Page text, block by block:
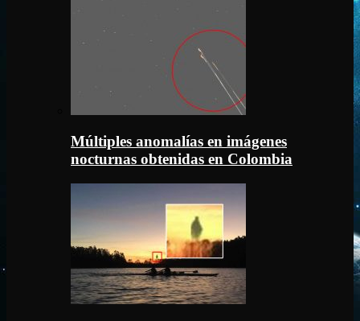
Múltiples anomalías en imágenes
nocturnas obtenidas en Colombia